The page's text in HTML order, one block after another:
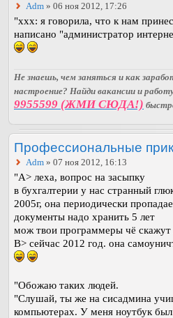
Adm » 06 ноя 2012, 17:26
"xxx: я говорила, что к нам
написано "администратор
Не знаешь, чем заняться и как
настроение? Найди вакансии и
9955599 (ЖМИ СЮДА!)
Профессиональные
Adm » 07 ноя 2012, 16:13
"A> леха, вопрос на засыпку
в бухгалтерии у нас странный
2005г, она периодически
документы надо хранить 5 лет
мож твои программеры чё скажут
B> сейчас 2012 год. она
"Обожаю таких людей.
"Слушай, ты же на сисадмина
компьютерах. У меня ноутбук